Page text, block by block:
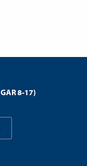
8-17)